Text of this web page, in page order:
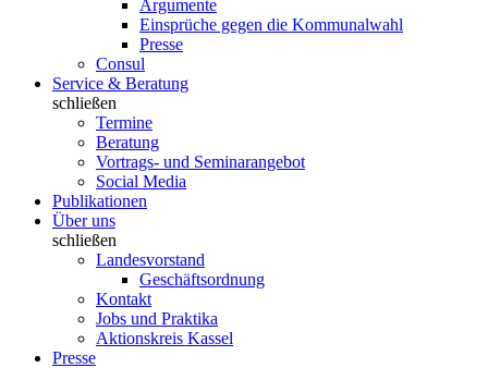
Argumente
Einsprüche gegen die Kommunalwahl
Presse
Consul
Service & Beratung
schließen
Termine
Beratung
Vortrags- und Seminarangebot
Social Media
Publikationen
Über uns
schließen
Landesvorstand
Geschäftsordnung
Kontakt
Jobs und Praktika
Aktionskreis Kassel
Presse